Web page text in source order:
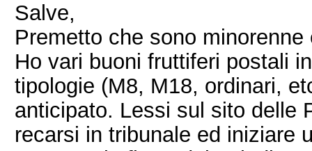
Salve,
Premetto che sono
Ho vari buoni fruttiferi postali
tipologie (M8, M18, ordinari,
anticipato. Lessi sul sito delle
recarsi in tribunale ed iniziare